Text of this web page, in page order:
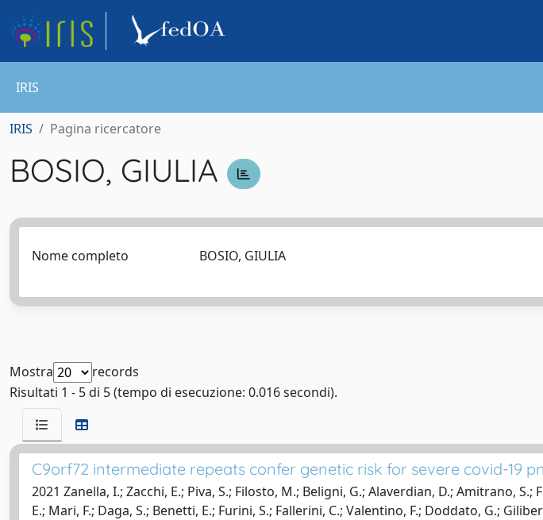
IRIS
IRIS Pagina ricercatore
BOSIO, GIULIA
Nome completo BOSIO, GIULIA
Mostra
records
Risultati 1 - 5 di 5 (tempo di esecuzione: 0.016 secondi).
C9orf72 intermediate repeats confer genetic risk for severe covid-19
2021 Zanella, I.; Zacchi, E.; Piva, S.; Filosto, M.; Beligni, G.; Alaverdian, D.; Amitrano,
E.; Mari, F.; Daga, S.; Benetti, E.; Furini, S.; Fallerini, C.; Valentino, F.; Doddato, G.;